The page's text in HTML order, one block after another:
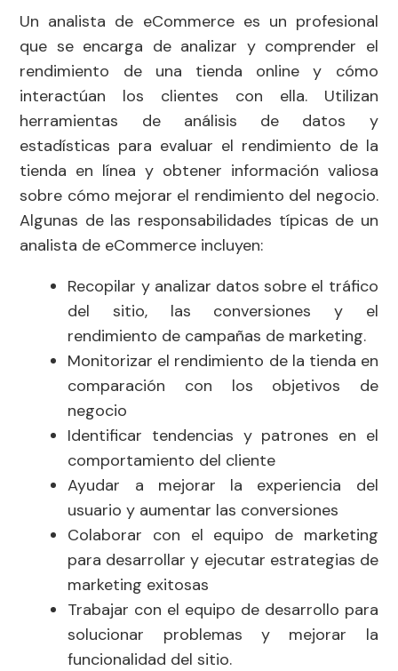
Un analista de eCommerce es un profesional
que se encarga de analizar y comprender el
rendimiento de una tienda online y cómo
interactúan los clientes con ella. Utilizan
herramientas de análisis de datos y
estadísticas para evaluar el rendimiento de la
tienda en línea y obtener información valiosa
sobre cómo mejorar el rendimiento del negocio.
Algunas de las responsabilidades típicas de un
analista de eCommerce incluyen:
Recopilar y analizar datos sobre el tráfico
del sitio, las conversiones y el
rendimiento de campañas de marketing.
Monitorizar el rendimiento de la tienda en
comparación con los objetivos de
negocio
Identificar tendencias y patrones en el
comportamiento del cliente
Ayudar a mejorar la experiencia del
usuario y aumentar las conversiones
Colaborar con el equipo de marketing
para desarrollar y ejecutar estrategias de
marketing exitosas
Trabajar con el equipo de desarrollo para
solucionar problemas y mejorar la
funcionalidad del sitio.